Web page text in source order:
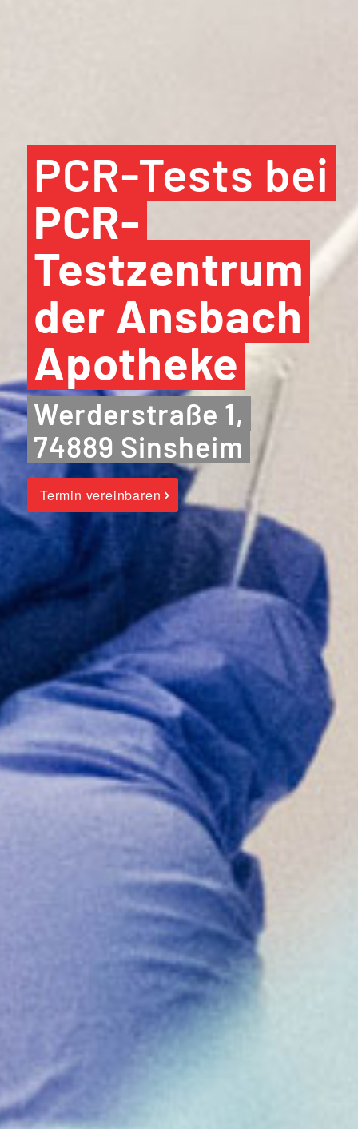
PCR-Tests bei
PCR-
Testzentrum
der Ansbach
Apotheke
Werderstraße 1,
74889 Sinsheim
Termin vereinbaren